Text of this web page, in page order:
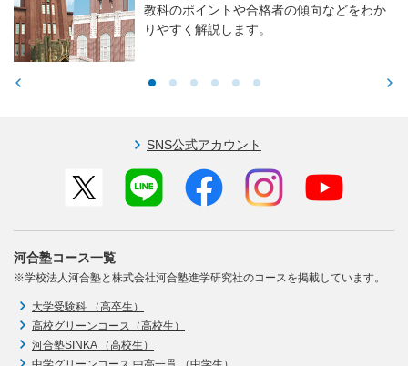
教科のポイントや合格者の傾向などをわか
りやすく解説します。
SNS公式アカウント
河合塾コース一覧
※学校法人河合塾と株式会社河合塾進学研究社のコースを掲載しています。
大学受験科 （高卒生）
高校グリーンコース（高校生）
河合塾SINKA （高校生）